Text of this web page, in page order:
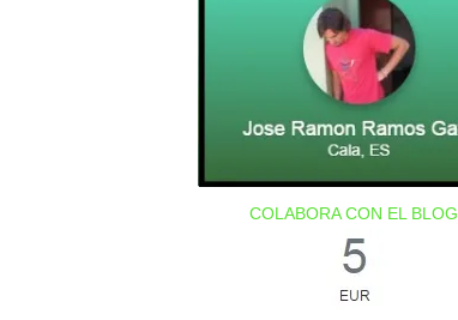
COLABORA CON EL BLOG